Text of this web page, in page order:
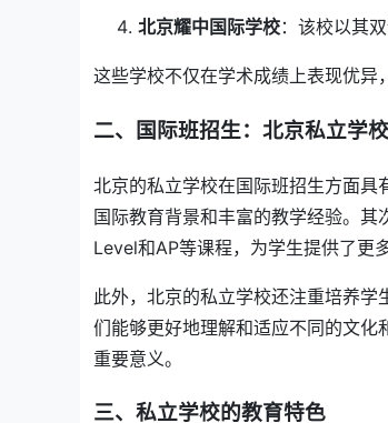
北京耀中国际学校：该校以其
这些学校不仅在学术成绩上表现优异
二、国际班招生：北京私立学
北京的私立学校在国际班招生方面
国际教育背景和丰富的教学经验。
Level和AP等课程，为学生提供了更
此外，北京的私立学校还注重培养
们能够更好地理解和适应不同的文
重要意义。
三、私立学校的教育特色